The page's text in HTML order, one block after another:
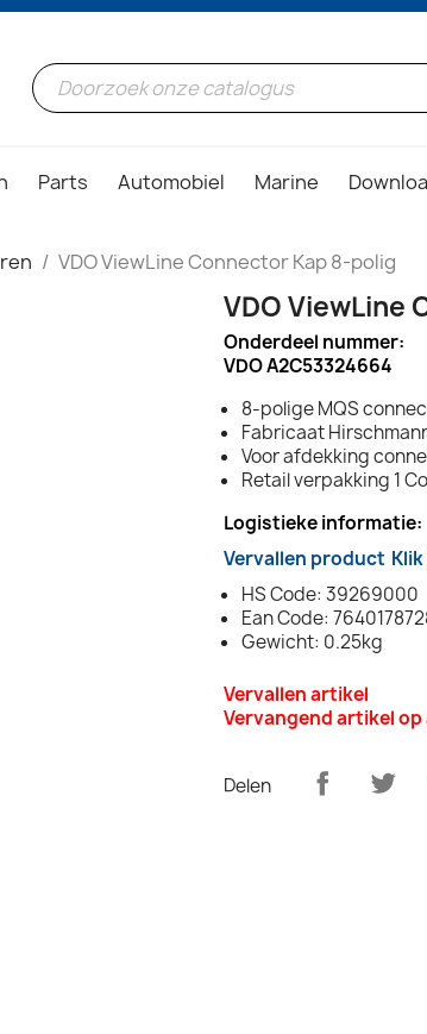
Parts Automobiel Marine
VDO ViewLine Connector Kap 8-polig
VDO ViewLine
Onderdeel nummer:
VDO A2C53324664
8-polige MQS
Fabricaat
Voor afdekking
Retail verpakking 1
Logistieke informatie:
Vervallen product
HS Code: 39269000
Ean Code:
Gewicht: 0.25kg
Vervallen artikel
Vervangend artikel op
Delen